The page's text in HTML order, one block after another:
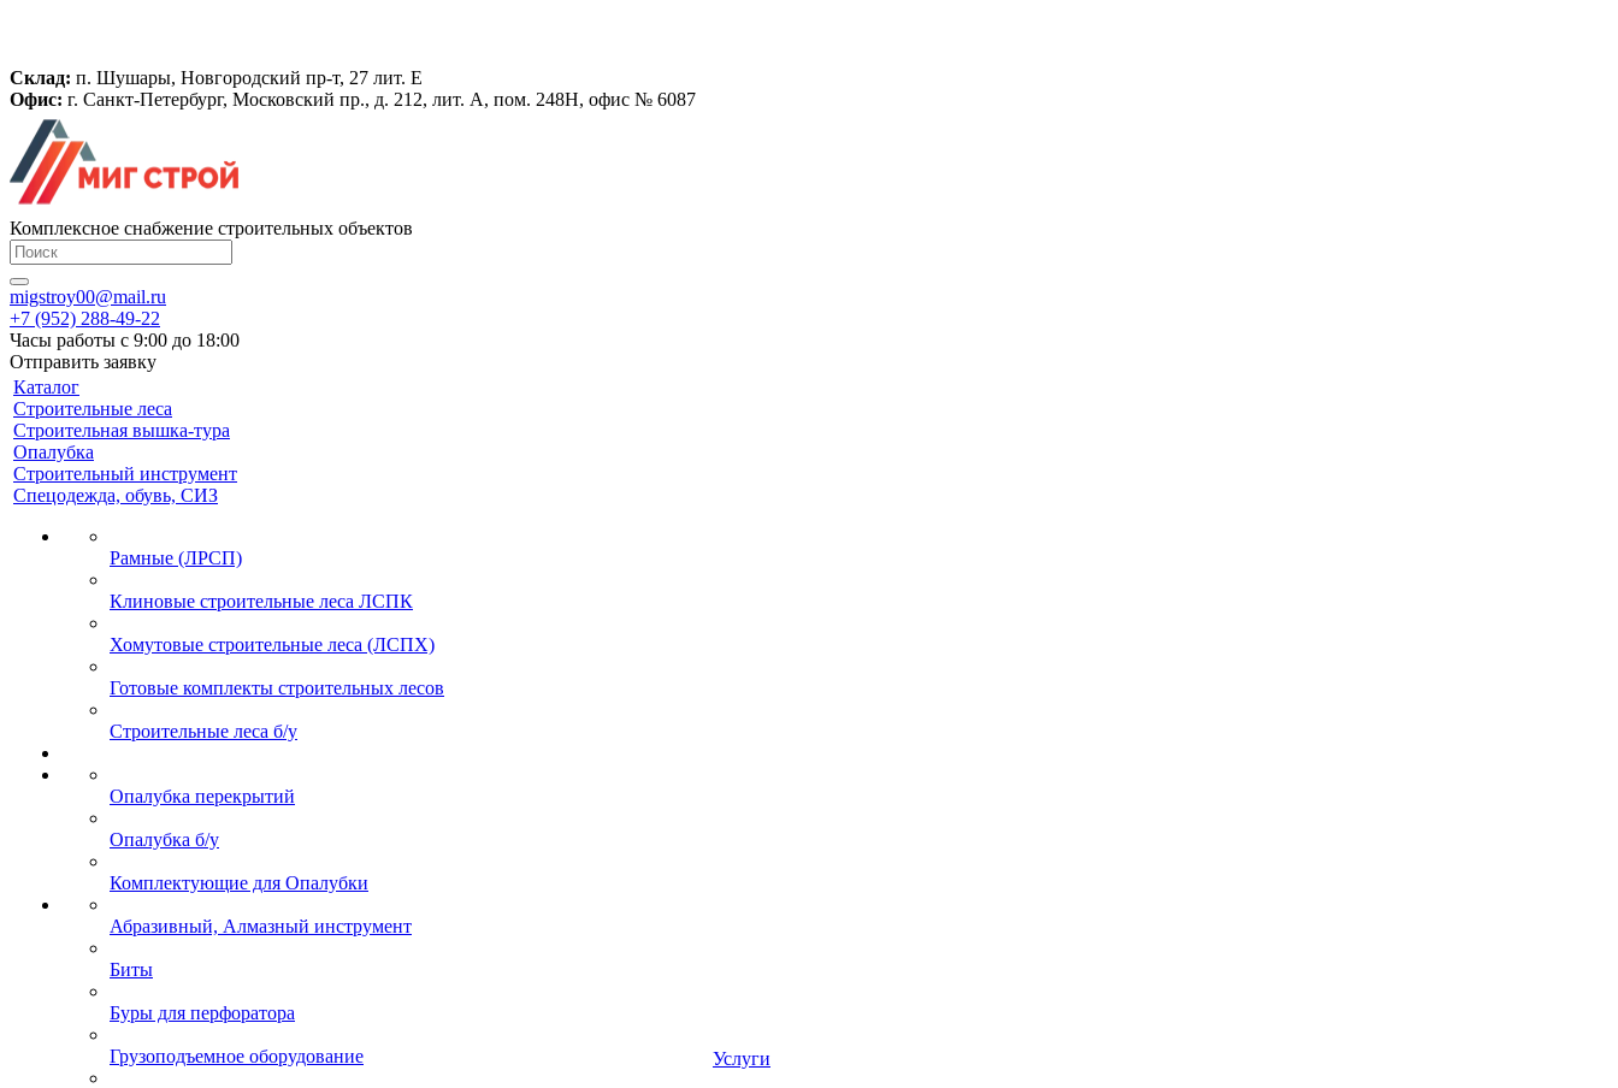
Склад: п. Шушары, Новгородский пр-т, 27 лит. Е
Офис: г. Санкт-Петербург, Московский пр., д. 212, лит. А, пом. 248Н, офис № 6087
Комплексное снабжение строительных объектов
migstroy00@mail.ru
+7 (952) 288-49-22
Часы работы с 9:00 до 18:00
Отправить заявку
Каталог
Строительные леса
Строительная вышка-тура
Опалубка
Строительный инструмент
Спецодежда, обувь, СИЗ
Рамные (ЛРСП)
Клиновые строительные леса ЛСПК
Хомутовые строительные леса (ЛСПХ)
Готовые комплекты строительных лесов
Строительные леса б/у
Опалубка перекрытий
Опалубка б/у
Комплектующие для Опалубки
Абразивный, Алмазный инструмент
Биты
Буры для перфоратора
Грузоподъемное оборудование
Услуги